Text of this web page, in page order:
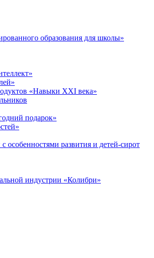
образования для школы»
«Навыки XXI века»
подарок»
особенностями развития и детей-сирот
индустрии «Колибри»